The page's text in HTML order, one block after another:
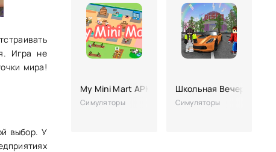
Игра не
мира!
выбор. У
My Mini Mart APK (без рекламы, взлом, много
Симуляторы
Школьная Вечеринка
Симуляторы